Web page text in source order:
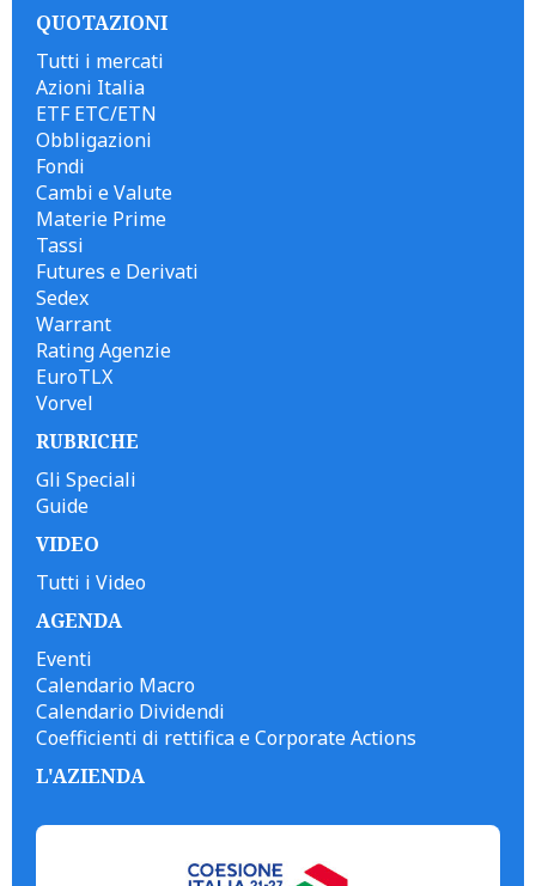
QUOTAZIONI
Tutti i mercati
Azioni Italia
ETF ETC/ETN
Obbligazioni
Fondi
Cambi e Valute
Materie Prime
Tassi
Futures e Derivati
Sedex
Warrant
Rating Agenzie
EuroTLX
Vorvel
RUBRICHE
Gli Speciali
Guide
VIDEO
Tutti i Video
AGENDA
Eventi
Calendario Macro
Calendario Dividendi
Coefficienti di rettifica e Corporate Actions
L'AZIENDA